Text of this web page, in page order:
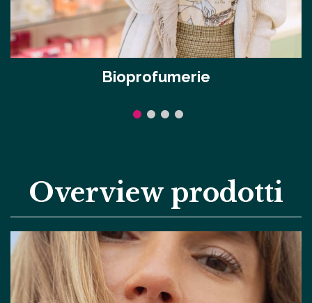
Bioprofumerie
Overview prodotti